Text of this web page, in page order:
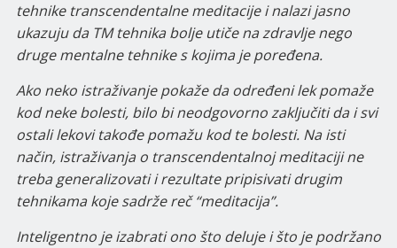
tehnike transcendentalne meditacije i nalazi jasno
ukazuju da TM tehnika bolje utiče na zdravlje nego
druge mentalne tehnike s kojima je poređena.
Ako neko istraživanje pokaže da određeni lek pomaže
kod neke bolesti, bilo bi neodgovorno zaključiti da i svi
ostali lekovi takođe pomažu kod te bolesti. Na isti
način, istraživanja o transcendentalnoj meditaciji ne
treba generalizovati i rezultate pripisivati drugim
tehnikama koje sadrže reč “meditacija”.
Inteligentno je izabrati ono što deluje i što je podržano